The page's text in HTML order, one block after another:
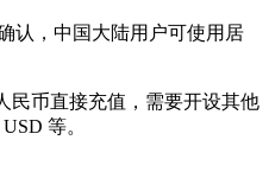
认，中国大陆用户可使用居
民币直接充值，需要开设其他
等。